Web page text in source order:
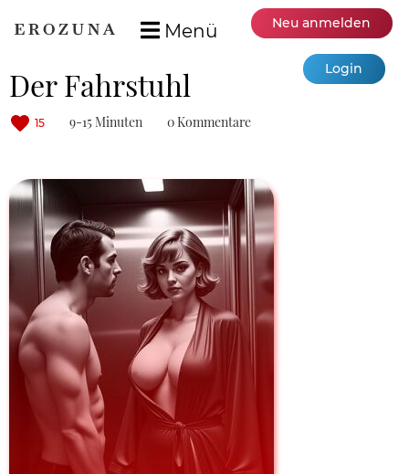
Menü Neu anmelden
Login
Der Fahrstuhl
15 9-15 Minuten 0 Kommentare